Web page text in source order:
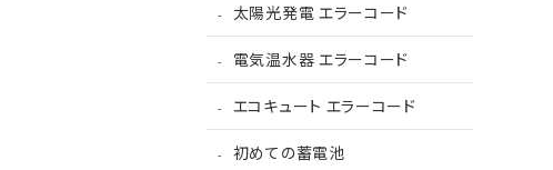
太陽光発電 エラーコード
電気温水器 エラーコード
エコキュート エラーコード
初めての蓄電池